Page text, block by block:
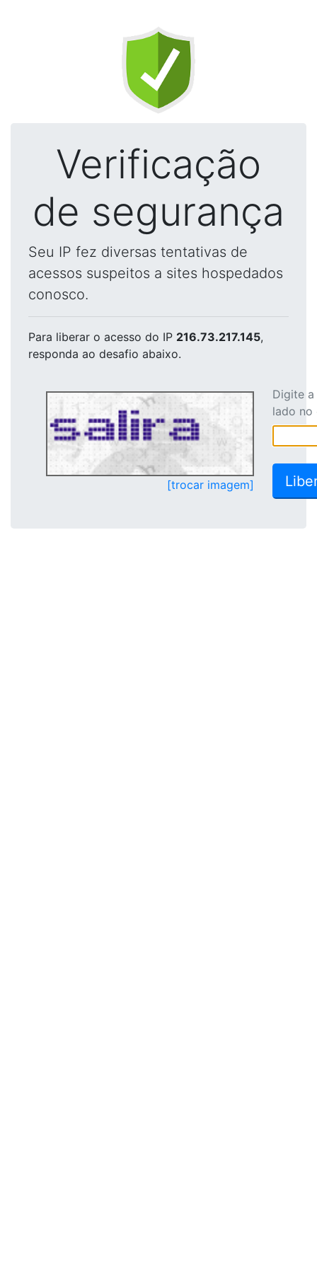
Verificação
de segurança
Seu IP fez diversas tentativas de
acessos suspeitos a sites hospedados
conosco.
Para liberar o acesso do IP 216.73.217.145,
responda ao desafio abaixo.
[trocar imagem]
Digite
lado no